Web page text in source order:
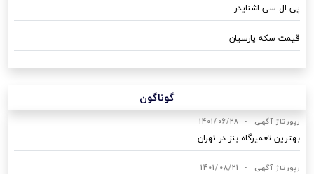
پی ال سی اشنایدر
قیمت سکه پارسیان
گوناگون
رپورتاژ آگهی •
1401/06/28
بهترین تعمیرگاه بنز در تهران
رپورتاژ آگهی •
1401/08/21